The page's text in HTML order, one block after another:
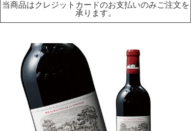
当商品はクレジットカードのお支払いのみご注文を
承ります。